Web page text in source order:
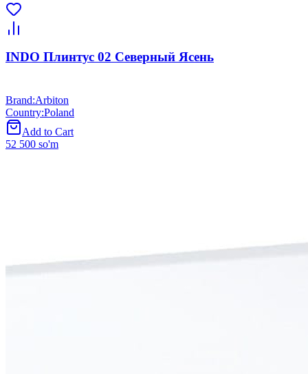
INDO Плинтус 02 Северный Ясень
Brand:Arbiton
Country:Poland
Add to Cart
52 500 so'm